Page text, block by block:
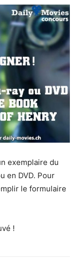
exemplaire du
en DVD. Pour
le formulaire
!